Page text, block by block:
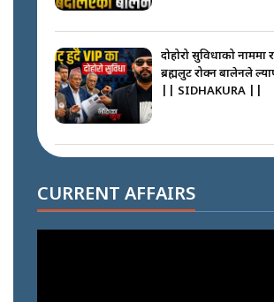
दोहोरो सुविधाको नाममा
ब्रह्मलुट रोक्न बालेनले
|| SIDHAKURA ||
आरोहीहरू | Record-
climbers who set
CURRENT AFFAIRS